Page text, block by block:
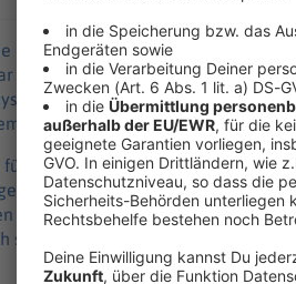
Firma Lucasfilm 2012 an den Walt-
Wars» erhielt und die Saga
Konzernchef, verabschiedete
die «größten Erweiterungen» der
(...) unglaublich dankbar für ihr
Rolle zu leiten und einen Job zu